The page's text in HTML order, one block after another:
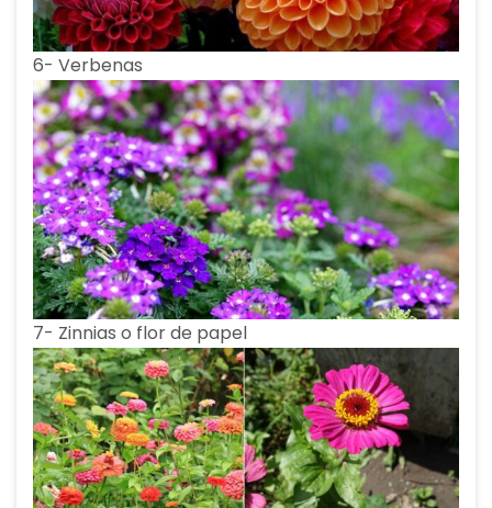
6- Verbenas
7- Zinnias o flor de papel